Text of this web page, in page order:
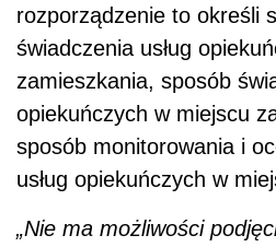
rozporządzenie to określi
świadczenia usług
zamieszkania, sposób
opiekuńczych w miejscu
sposób monitorowania i
usług opiekuńczych w
„Nie ma możliwości